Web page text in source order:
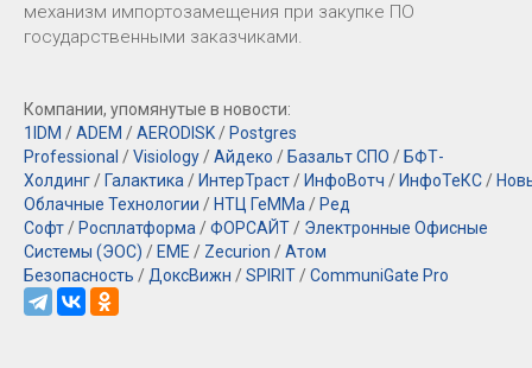
механизм импортозамещения при закупке ПО
государственными заказчиками.
Компании, упомянутые в новости:
1IDM /ADEM /AERODISK/ Postgres
Professional /Visiology/Айдеко / Базальт СПО / БФТ-
Холдинг/ Галактика/ ИнтерТраст/ ИнфоВотч / ИнфоТеКС/
Облачные Технологии / НТЦ ГеММа/ Ред
Софт/ Росплатформа/ФОРСАЙТ/ Электронные Офисные
Системы (ЭОС) / EME / Zecurion /Атом
Безопасность /ДоксВижн /SPIRIT/CommuniGate Pro